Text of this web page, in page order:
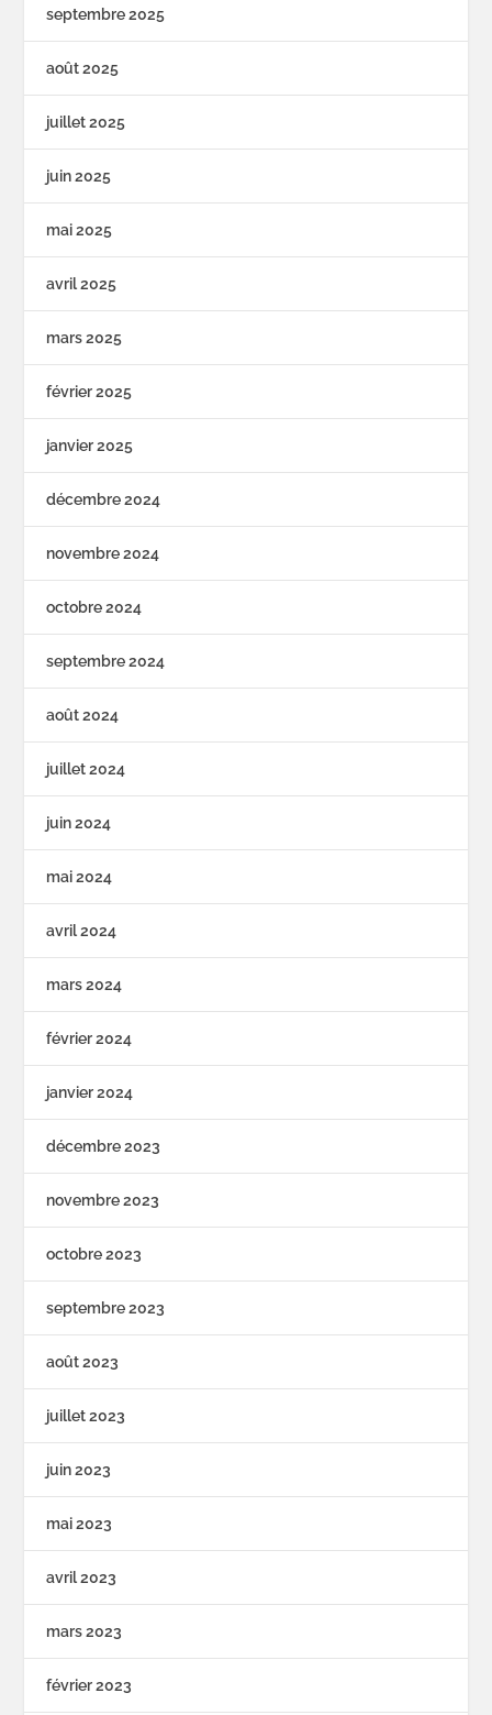
septembre 2025
août 2025
juillet 2025
juin 2025
mai 2025
avril 2025
mars 2025
février 2025
janvier 2025
décembre 2024
novembre 2024
octobre 2024
septembre 2024
août 2024
juillet 2024
juin 2024
mai 2024
avril 2024
mars 2024
février 2024
janvier 2024
décembre 2023
novembre 2023
octobre 2023
septembre 2023
août 2023
juillet 2023
juin 2023
mai 2023
avril 2023
mars 2023
février 2023